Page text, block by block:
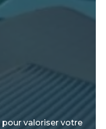
valoriser votre